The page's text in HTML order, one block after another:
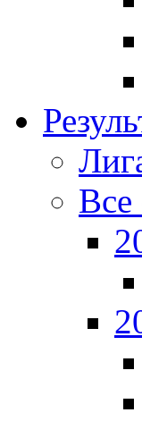
Все